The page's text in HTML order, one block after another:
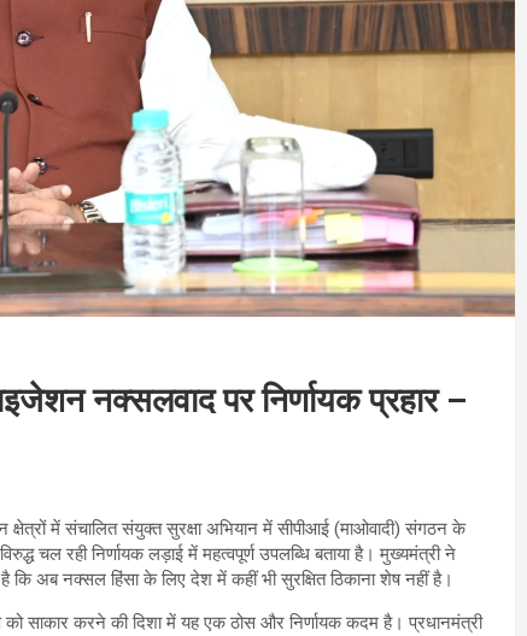
नक्सलवाद पर निर्णायक प्रहार –
क्षेत्रों में संचालित संयुक्त सुरक्षा अभियान में सीपीआई (माओवादी) संगठन के
चल रही निर्णायक लड़ाई में महत्वपूर्ण उपलब्धि बताया है। मुख्यमंत्री ने
कि अब नक्सल हिंसा के लिए देश में कहीं भी सुरक्षित ठिकाना शेष नहीं है।
साकार करने की दिशा में यह एक ठोस और निर्णायक कदम है। प्रधानमंत्री